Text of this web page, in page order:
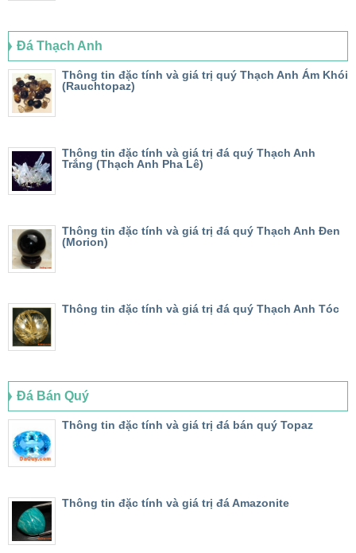
Đá Thạch Anh
Thông tin đặc tính và giá trị quý Thạch Anh Ám Khói
(Rauchtopaz)
Thông tin đặc tính và giá trị đá quý Thạch Anh
Trắng (Thạch Anh Pha Lê)
Thông tin đặc tính và giá trị đá quý Thạch Anh Đen
(Morion)
Thông tin đặc tính và giá trị đá quý Thạch Anh Tóc
Đá Bán Quý
Thông tin đặc tính và giá trị đá bán quý Topaz
Thông tin đặc tính và giá trị đá Amazonite